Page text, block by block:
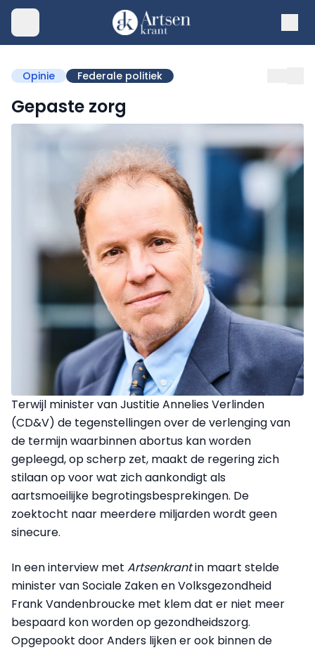
Opinie Federale politiek
Gepaste zorg
Terwijl minister van Justitie Annelies Verlinden
(CD&V) de tegenstellingen over de verlenging van
de termijn waarbinnen abortus kan worden
gepleegd, op scherp zet, maakt de regering zich
stilaan op voor wat zich aankondigt als
aartsmoeilijke begrotingsbesprekingen. De
zoektocht naar meerdere miljarden wordt geen
sinecure.
In een interview met Artsenkrantin maart stelde
minister van Sociale Zaken en Volksgezondheid
Frank Vandenbroucke met klem dat er niet meer
bespaard kon worden op gezondheidszorg.
Opgepookt door Anders lijken er ook binnen de